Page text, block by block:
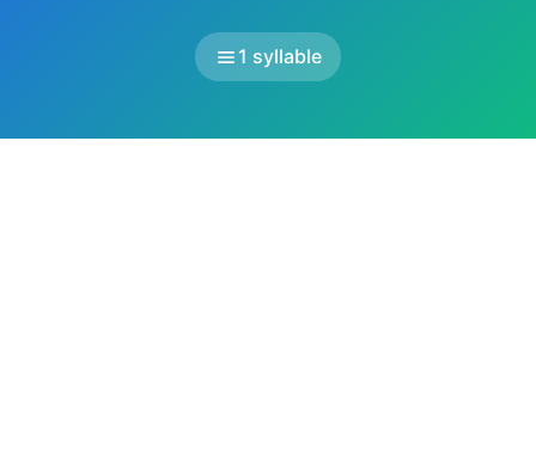
1 syllable